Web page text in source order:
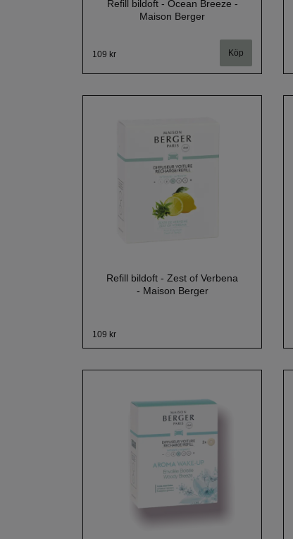
Refill bildoft - Ocean Breeze -
Maison Berger
109 kr
Refill bildoft - Zest of Verbena
- Maison Berger
109 kr